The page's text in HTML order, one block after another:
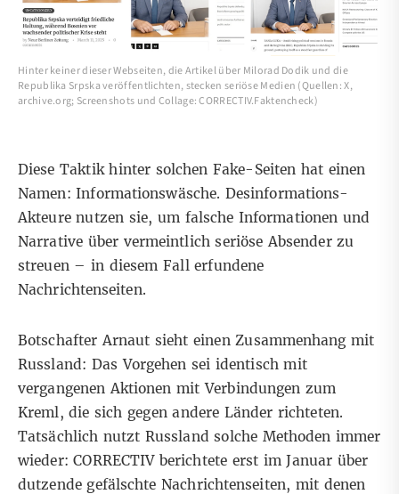
Hinter keiner dieser Webseiten, die Artikel über Milorad Dodik und die
Republika Srpska veröffentlichten, stecken seriöse Medien (Quellen: X,
archive.org; Screenshots und Collage: CORRECTIV.Faktencheck)
Diese Taktik hinter solchen Fake-Seiten hat einen
Namen:Informationswäsche. Desinformations-
Akteure nutzen sie, um falsche Informationen und
Narrative über vermeintlich seriöse Absender zu
streuen – in diesem Fall erfundene
Nachrichtenseiten.
Botschafter Arnaut sieht einen Zusammenhang mit
Russland: Das Vorgehen sei identisch mit
vergangenen Aktionen mit Verbindungen zum
Kreml, die sich gegen andere Länder richteten.
Tatsächlich nutzt Russland solche Methoden immer
wieder: CORRECTIV berichtete erst im Januar über
dutzende gefälschte Nachrichtenseiten, mit denen